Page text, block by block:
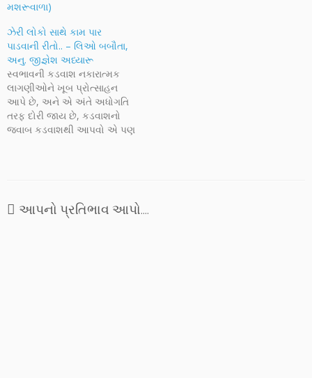
મશરૂવાળા)
ઝેરી લોકો સાથે કામ પાર
પાડવાની રીતો.. – લિઓ બબૌતા,
અનુ. જીજ્ઞેશ અધ્યારૂ
સ્વભાવની કડવાશ નકારાત્મક
લાગણીઓને ખૂબ પ્રોત્સાહન
આપે છે, અને એ અંતે અધોગતિ
તરફ દોરી જાય છે, કડવાશનો
જવાબ કડવાશથી આપવો એ પણ
પરિસ્થિતિઓથી સતત ઘેરાયેલા
રહેવું જેથી અન્યોનો મુકાબલો
આપનો પ્રતિભાવ આપો....